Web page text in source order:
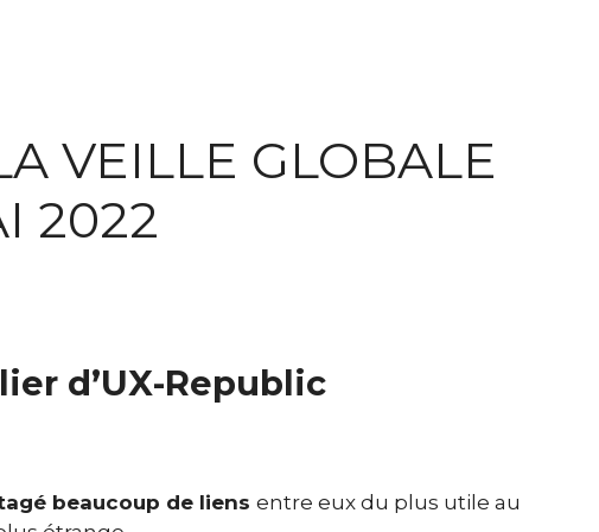
VEILLE GLOBALE
2022
d’UX-Republic
beaucoup de liens entre eux du plus utile au